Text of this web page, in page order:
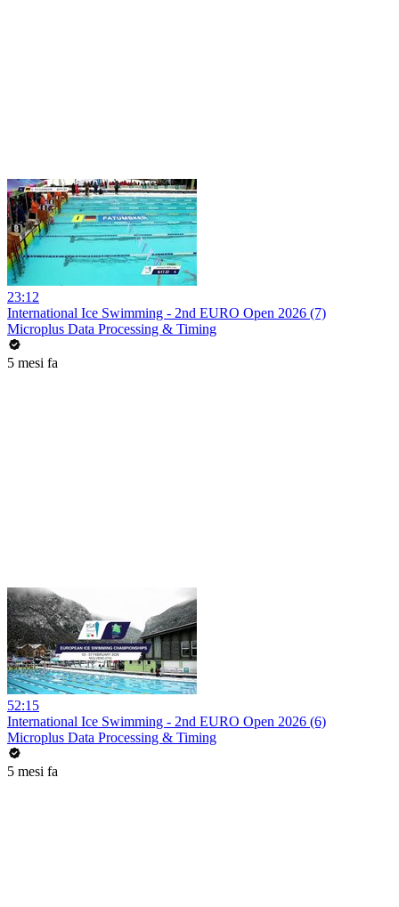
23:12
International Ice Swimming - 2nd EURO Open 2026 (7)
Microplus Data Processing & Timing
5 mesi fa
52:15
International Ice Swimming - 2nd EURO Open 2026 (6)
Microplus Data Processing & Timing
5 mesi fa